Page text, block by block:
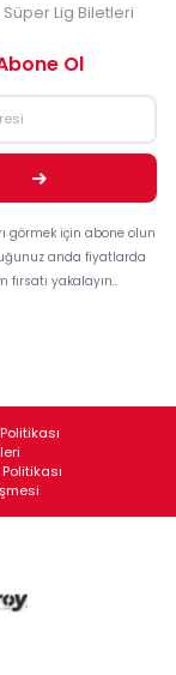
Lig Biletleri
Ol
görmek için abone olun
anda fiyatlarda
fırsatı yakalayın..